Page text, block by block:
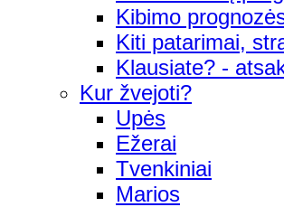
Kibimo
Kiti patarimai,
Klausiate? -
Kur žvejoti?
Upės
Ežerai
Tvenkiniai
Marios